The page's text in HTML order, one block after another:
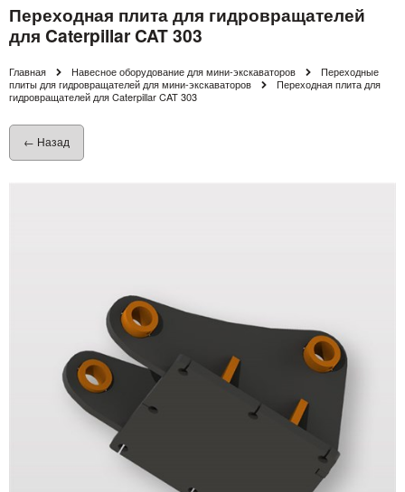
Переходная плита для гидровращателей
для Caterpillar CAT 303
Главная Навесное оборудование для мини-экскаваторов
Переходные
плиты для гидровращателей для мини-экскаваторов
Переходная плита для
гидровращателей для Caterpillar CAT 303
← Назад